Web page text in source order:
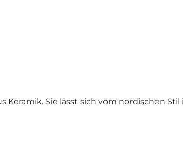
Keramik. Sie lässt sich vom nordischen